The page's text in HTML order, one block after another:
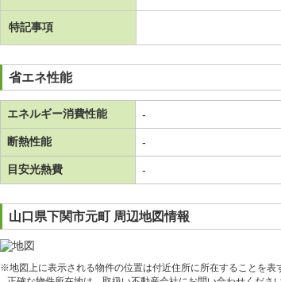
特記事項
省エネ性能
エネルギー消費性能 -
断熱性能 -
目安光熱費 -
山口県下関市元町 周辺地図情報
※地図上に表示される物件の位置は付近住所に所在することを表